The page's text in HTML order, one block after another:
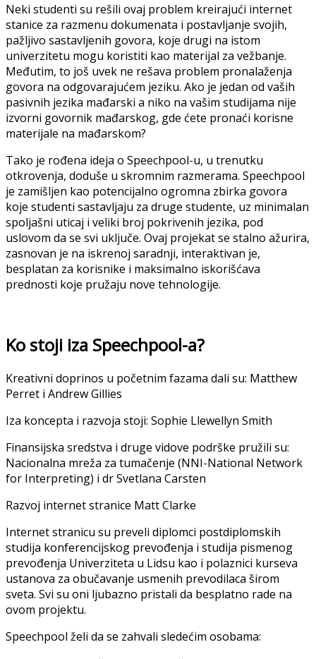
Neki studenti su rešili ovaj problem kreirajući internet
stanice za razmenu dokumenata i postavljanje svojih,
pažljivo sastavljenih govora, koje drugi na istom
univerzitetu mogu koristiti kao materijal za vežbanje.
Međutim, to još uvek ne rešava problem pronalaženja
govora na odgovarajućem jeziku. Ako je jedan od vaših
pasivnih jezika mađarski a niko na vašim studijama nije
izvorni govornik mađarskog, gde ćete pronaći korisne
materijale na mađarskom?
Tako je rođena ideja o Speechpool-u, u trenutku
otkrovenja, doduše u skromnim razmerama. Speechpool
je zamišljen kao potencijalno ogromna zbirka govora
koje studenti sastavljaju za druge studente, uz minimalan
spoljašni uticaj i veliki broj pokrivenih jezika, pod
uslovom da se svi uključe. Ovaj projekat se stalno ažurira,
zasnovan je na iskrenoj saradnji, interaktivan je,
besplatan za korisnike i maksimalno iskorišćava
prednosti koje pružaju nove tehnologije.
Ko stoji iza Speechpool-a?
Kreativni doprinos u početnim fazama dali su: Matthew
Perret i Andrew Gillies
Iza koncepta i razvoja stoji: Sophie Llewellyn Smith
Finansijska sredstva i druge vidove podrške pružili su:
Nacionalna mreža za tumačenje (NNI-National Network
for Interpreting) i dr Svetlana Carsten
Razvoj internet stranice Matt Clarke
Internet stranicu su preveli diplomci postdiplomskih
studija konferencijskog prevođenja i studija pismenog
prevođenja Univerziteta u Lidsu kao i polaznici kurseva
ustanova za obučavanje usmenih prevodilaca širom
sveta. Svi su oni ljubazno pristali da besplatno rade na
ovom projektu.
Speechpool želi da se zahvali sledećim osobama: